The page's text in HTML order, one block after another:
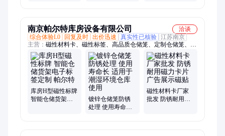
南京帕尔特库房设备有限公司
洽谈
综合体验L0
回复及时 出价迅速 真实性已核验 江苏南京
主营： 磁性材料卡、磁性标签、高品质仓储笼、定制仓储笼、金
属钢托盘、玻璃钢格栅盖板、强磁性标识牌、仓库卡磁吸标牌、
全磁板磁性标签、仓储笼、不锈钢托盘、折叠仓储箱、仓储标识
牌、仓库标识牌、可折叠仓储笼、设备标签牌、周转箱、带轮磁
性卡片、金属箱式托盘、折叠卡板箱、库房货架标签、防渗漏塑
料托盘、工正牌、物资分类卡片、金属周转箱
库房H型磁性标牌
智能仓储货架电
镀锌仓储笼防锈
处理 使用寿命长
磁性材料卡厂家
批发 防锈耐用磁